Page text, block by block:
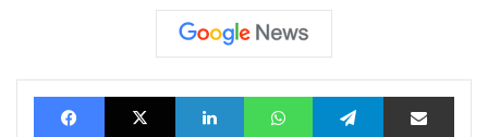
FacebookX LinkedInWhatsAppTelegramTeilen via E-Mail